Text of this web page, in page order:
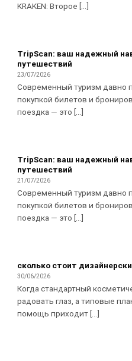
KRAKEN: Второе [...]
TripScan: ваш надежный
путешествий
23/07/2026
Современный туризм давно
покупкой билетов и
поездка — это [...]
TripScan: ваш надежный
путешествий
21/07/2026
Современный туризм давно
покупкой билетов и
поездка — это [...]
сколько стоит
30/06/2026
Когда стандартный
радовать глаз, а типовые
помощь приходит [...]